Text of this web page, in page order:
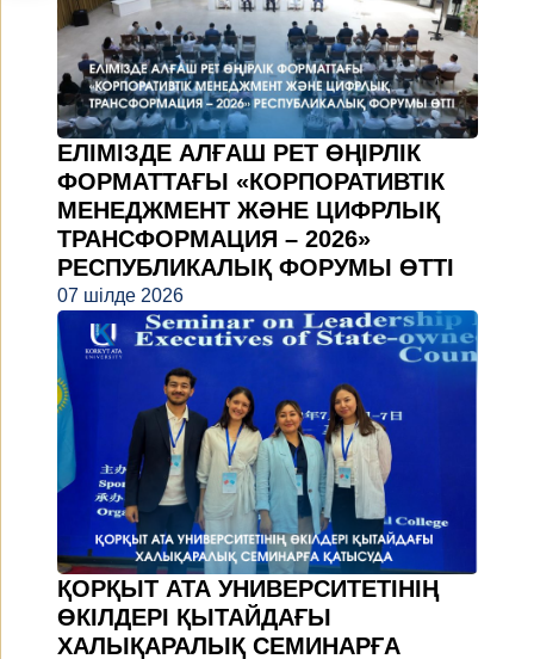
ЕЛІМІЗДЕ АЛҒАШ РЕТ ӨҢІРЛІК
ФОРМАТТАҒЫ «КОРПОРАТИВТІК
МЕНЕДЖМЕНТ ЖӘНЕ ЦИФРЛЫҚ
ТРАНСФОРМАЦИЯ – 2026»
РЕСПУБЛИКАЛЫҚ ФОРУМЫ ӨТТІ
07 шілде 2026
ҚОРҚЫТ АТА УНИВЕРСИТЕТІНІҢ
ӨКІЛДЕРІ ҚЫТАЙДАҒЫ
ХАЛЫҚАРАЛЫҚ СЕМИНАРҒА